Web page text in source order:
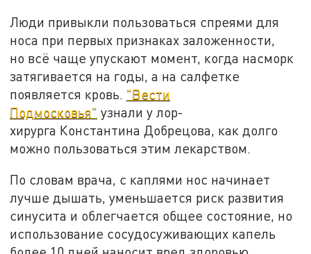
Люди привыкли пользоваться спреями для
носа при первых признаках заложенности,
но всё чаще упускают момент, когда насморк
затягивается на годы, а на салфетке
появляется кровь. "Вести
Подмосковья" узнали у лор-
хирурга Константина Добрецова, как долго
можно пользоваться этим лекарством.
По словам врача, с каплями нос начинает
лучше дышать, уменьшается риск развития
синусита и облегчается общее состояние, но
использование сосудосуживающих капель